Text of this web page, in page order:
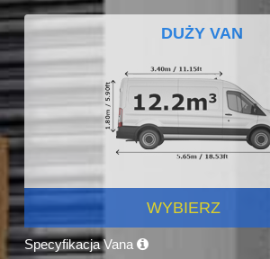
DUŻY VAN
WYBIERZ
Specyfikacja Vana